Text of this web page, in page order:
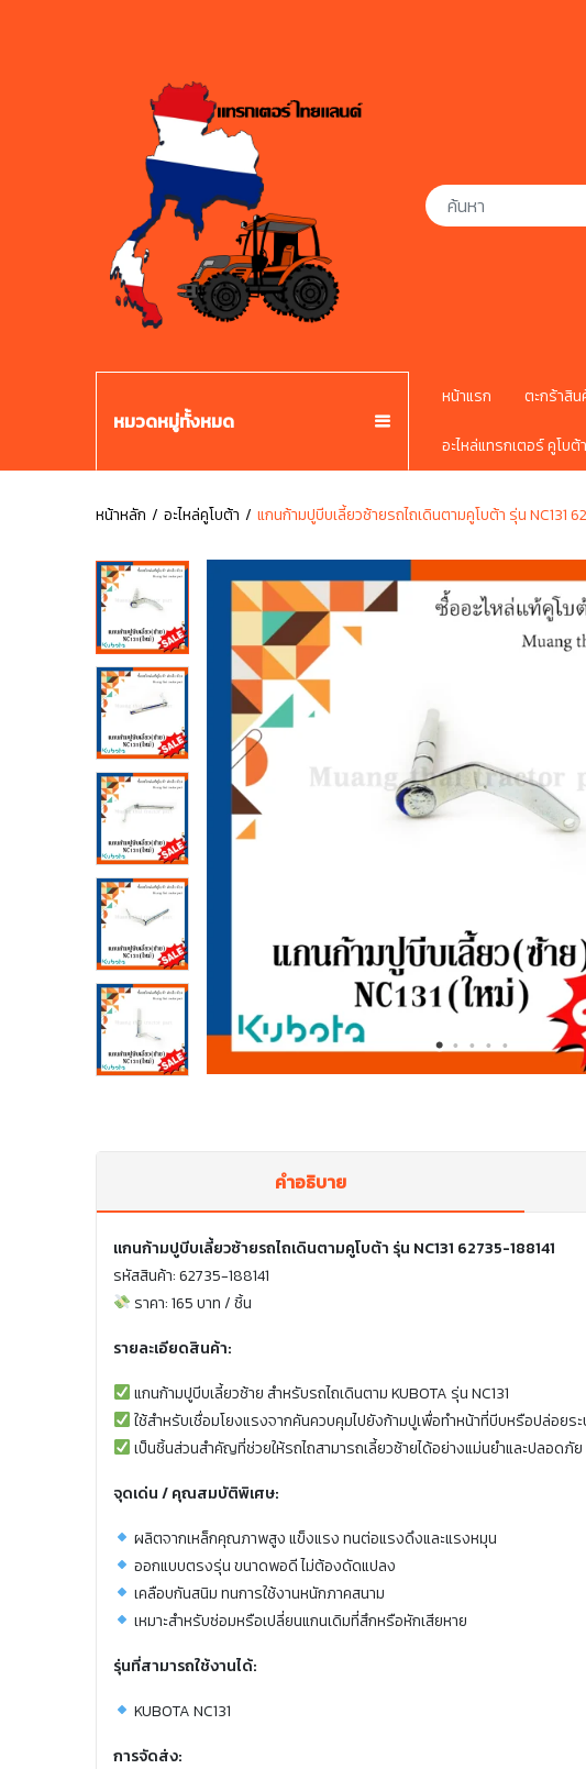
หมวดหมู่ทั้งหมด
หน้าแรก ตะกร้าสิน
อะไหล่แทรกเตอร์ คูโบ
หน้าหลัก อะไหล่คูโบต้า แกนก้ามปูบีบเลี้ยวซ้ายรถไถเดินตามคูโบต้า รุ่น NC131
คำอธิบาย
แกนก้ามปูบีบเลี้ยวซ้ายรถไถเดินตามคูโบต้า รุ่น NC131 62735-188141
รหัสสินค้า: 62735-188141
ราคา: 165 บาท / ชิ้น
รายละเอียดสินค้า:
แกนก้ามปูบีบเลี้ยวซ้าย สำหรับรถไถเดินตาม KUBOTA รุ่น NC131
ใช้สำหรับเชื่อมโยงแรงจากคันควบคุมไปยังก้ามปูเพื่อทำหน้าที่บีบหรือปล่อยระ
เป็นชิ้นส่วนสำคัญที่ช่วยให้รถไถสามารถเลี้ยวซ้ายได้อย่างแม่นยำและปลอดภัย
จุดเด่น / คุณสมบัติพิเศษ:
ผลิตจากเหล็กคุณภาพสูง แข็งแรง ทนต่อแรงดึงและแรงหมุน
ออกแบบตรงรุ่น ขนาดพอดี ไม่ต้องดัดแปลง
เคลือบกันสนิม ทนการใช้งานหนักภาคสนาม
เหมาะสำหรับซ่อมหรือเปลี่ยนแกนเดิมที่สึกหรือหักเสียหาย
รุ่นที่สามารถใช้งานได้:
KUBOTA NC131
การจัดส่ง: